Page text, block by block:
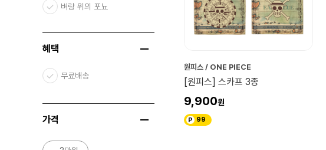
벼랑 위의 포뇨
혜택
무료배송
가격
원피스 / ONE PIECE
[원피스] 스카프 3종
9,900
99